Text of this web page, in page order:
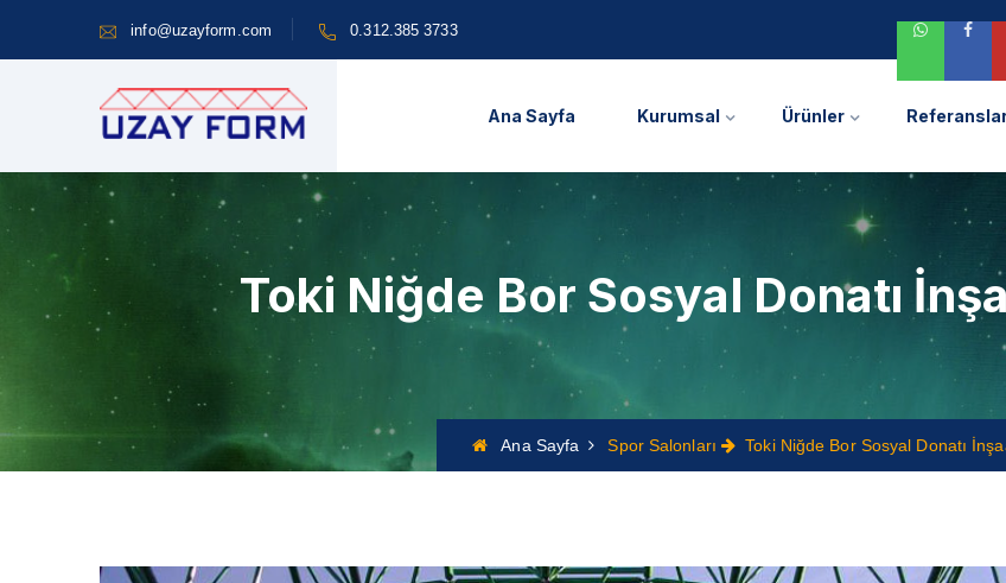
info@uzayform.com 0.312.385 3733
Ana Sayfa Kurumsal Ürünler
Toki Niğde Bor Sosyal Donatı
Ana Sayfa Spor Salonları Toki Niğde Bor Sosyal Donatı